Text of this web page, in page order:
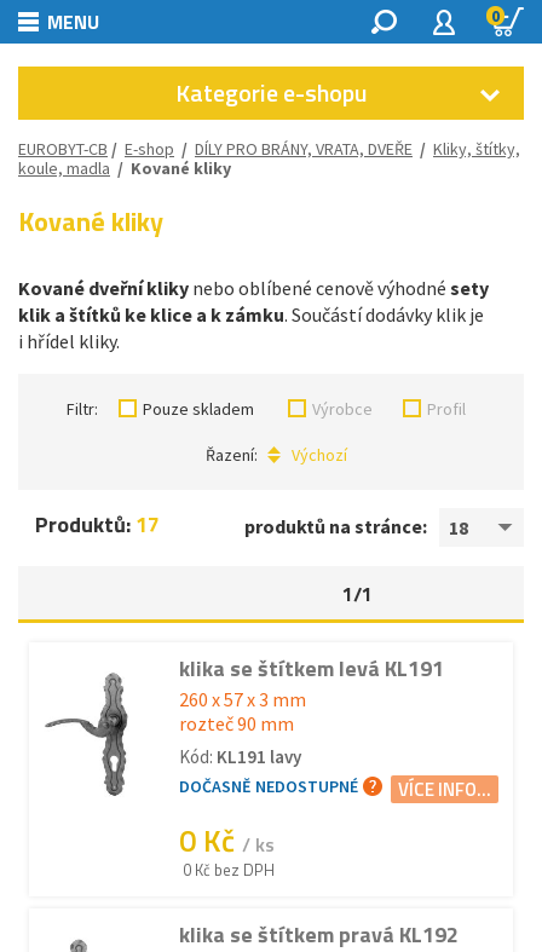
MENU 0
Kategorie e-shopu
EUROBYT-CB / E-shop / DÍLY PRO BRÁNY, VRATA, DVEŘE / Kliky, štítky,
koule, madla / Kované kliky
Kované kliky
Kované dveřní kliky nebo oblíbené cenově výhodné sety
klik a štítků ke klice a k zámku. Součástí dodávky klik je
i hřídel kliky.
Filtr: Pouze skladem Výrobce Profil
Řazení: Výchozí
produktů na stránce: 18
Produktů:17
1/1
klika se štítkem levá KL191
260 x 57 x 3 mm
rozteč 90 mm
Kód: KL191 lavy
DOČASNĚ NEDOSTUPNÉ
0 Kč / ks
0 Kč bez DPH
VÍCE INFO...
klika se štítkem pravá KL192